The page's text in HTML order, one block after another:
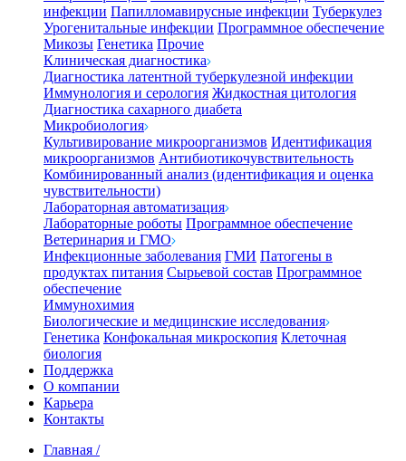
инфекции Папилломавирусные инфекции Туберкулез
Урогенитальные инфекции Программное обеспечение
Микозы Генетика Прочие
Клиническая диагностика
Диагностика латентной туберкулезной инфекции
Иммунология и серология Жидкостная цитология
Диагностика сахарного диабета
Микробиология
Культивирование микроорганизмов Идентификация
микроорганизмов Антибиотикочувствительность
Комбинированный анализ (идентификация и оценка
чувствительности)
Лабораторная автоматизация
Лабораторные роботы Программное обеспечение
Ветеринария и ГМО
Инфекционные заболевания ГМИ Патогены в
продуктах питания Сырьевой состав Программное
обеспечение
Иммунохимия
Биологические и медицинские исследования
Генетика Конфокальная микроскопия Клеточная
биология
Поддержка
О компании
Карьера
Контакты
Главная /